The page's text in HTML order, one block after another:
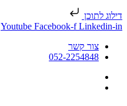
דילוג לתוכן
Youtube Facebook-f Linkedin-in
צור קשר
052-2254848